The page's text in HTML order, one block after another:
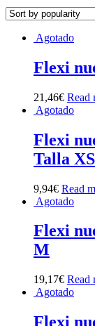
Agotado
Flexi
21,46€ Read
Agotado
Flexi
Talla XS
9,94€ Read
Agotado
Flexi
M
19,17€ Read
Agotado
Flexi